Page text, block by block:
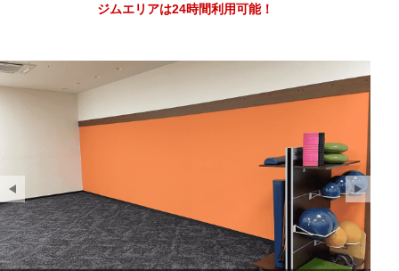
ジムエリアは24時間利用可能！